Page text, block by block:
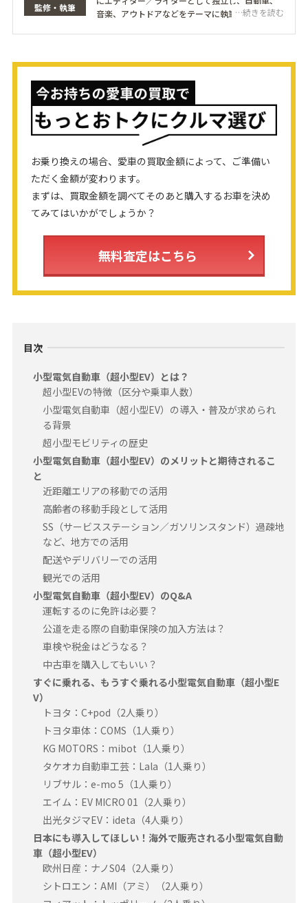
監修・執筆
音楽、アウトドアなどをテーマに執筆。得意とし
いる。また、企業の広報・販促活動のサポートも
担当。愛車はフィアット500C。
http://bridge-man.net/
…続きを読む
お乗り換えの場合、愛車の買取金額によって、ご準備い
ただく金額が変わります。
まずは、買取金額を調べてそのあと購入するお車を決め
てみてはいかがでしょうか？
無料査定はこちら
目次
小型電気自動車（超小型EV）とは？
超小型EVの特徴（区分や乗車人数）
小型電気自動車（超小型EV）の導入・普及が求められ
る背景
超小型モビリティの歴史
小型電気自動車（超小型EV）のメリットと期待されるこ
と
近距離エリアの移動での活用
高齢者の移動手段として活用
SS（サービスステーション／ガソリンスタンド）過疎地
など、地方での活用
配送やデリバリーでの活用
観光での活用
小型電気自動車（超小型EV）のQ&A
運転するのに免許は必要？
公道を走る際の自動車保険の加入方法は？
車検や税金はどうなる？
中古車を購入してもいい？
すぐに乗れる、もうすぐ乗れる小型電気自動車（超小型E
V）
トヨタ：C+pod（2人乗り）
トヨタ車体：COMS（1人乗り）
KG MOTORS：mibot（1人乗り）
タケオカ自動車工芸：Lala（1人乗り）
リブサル：e-mo 5（1人乗り）
エイム：EV MICRO 01（2人乗り）
出光タジマEV：ideta（4人乗り）
日本にも導入してほしい！海外で販売される小型電気自動
車（超小型EV）
欧州日産：ナノS04（2人乗り）
シトロエン：AMI（アミ）（2人乗り）